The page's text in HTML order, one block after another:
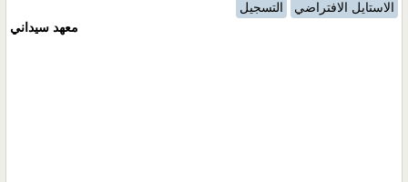
الاستايل الافتراضي
التسجيل
معهد سيداني